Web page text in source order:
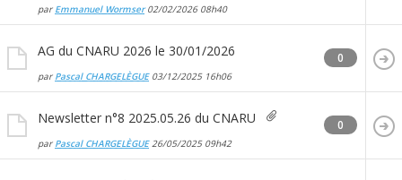
par Emmanuel Wormser02/02/2026 08h40
AG du CNARU 2026 le 30/01/2026
par Pascal CHARGELÈGUE03/12/2025 16h06
0
Newsletter n°8 2025.05.26 du CNARU
par Pascal CHARGELÈGUE26/05/2025 09h42
0